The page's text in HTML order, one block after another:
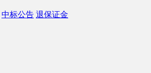
中标公告 退保证金